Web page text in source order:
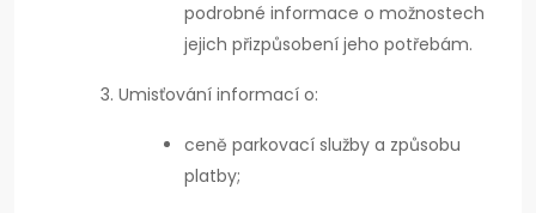
podrobné informace o možnostech
jejich přizpůsobení jeho potřebám.
Umisťování informací o:
ceně parkovací služby a způsobu
platby;